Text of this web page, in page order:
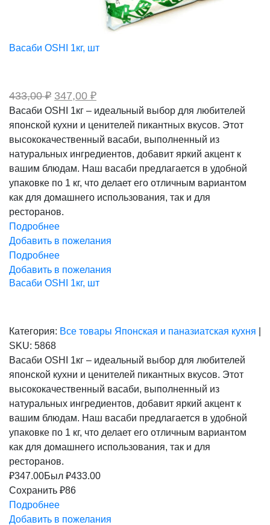
Васаби OSHI 1кг, шт
433,00₽ Первоначальная
цена
составляла
433,00 ₽.
347,00 ₽Текущая
347,00 ₽.
Васаби OSHI 1кг – идеальный выбор для любителей
японской кухни и ценителей пикантных вкусов. Этот
высококачественный васаби, выполненный из
натуральных ингредиентов, добавит яркий акцент к
вашим блюдам. Наш васаби предлагается в удобной
упаковке по 1 кг, что делает его отличным вариантом
как для домашнего использования, так и для
ресторанов.
Подробнее
Добавить в пожелания
Подробнее
Добавить в пожелания
Васаби OSHI 1кг, шт
Категория: Все товары Японская и паназиатская кухня
SKU: 5868
Васаби OSHI 1кг – идеальный выбор для любителей
японской кухни и ценителей пикантных вкусов. Этот
высококачественный васаби, выполненный из
натуральных ингредиентов, добавит яркий акцент к
вашим блюдам. Наш васаби предлагается в удобной
упаковке по 1 кг, что делает его отличным вариантом
как для домашнего использования, так и для
ресторанов.
₽347.00Был ₽433.00
Сохранить ₽86
Подробнее
Добавить в пожелания